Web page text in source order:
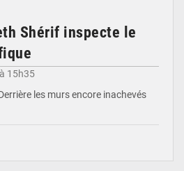
Shérif inspecte le
15h35
les murs encore inachevés